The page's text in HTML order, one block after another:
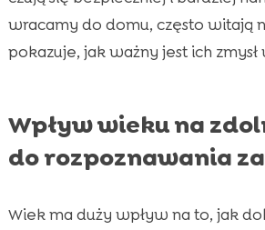
wracamy do domu, często witają
pokazuje, jak ważny jest ich zmysł
Wpływ wieku na
do rozpoznawania
Wiek ma duży wpływ na to, jak